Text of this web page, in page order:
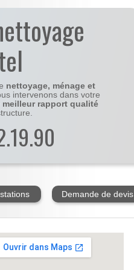
nettoyage, ménage et
intervenons dans votre
meilleur rapport qualité
Demande de devis